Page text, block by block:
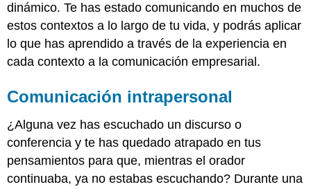
dinámico. Te has estado comunicando en muchos de
estos contextos a lo largo de tu vida, y podrás aplicar
lo que has aprendido a través de la experiencia en
cada contexto a la comunicación empresarial.
Comunicación intrapersonal
¿Alguna vez has escuchado un discurso o
conferencia y te has quedado atrapado en tus
pensamientos para que, mientras el orador
continuaba, ya no estabas escuchando? Durante una